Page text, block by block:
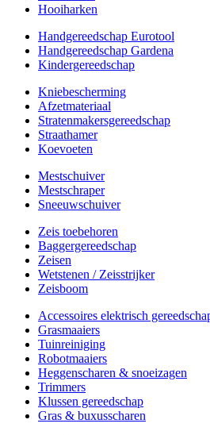
Hooiharken
Handgereedschap Eurotool
Handgereedschap Gardena
Kindergereedschap
Kniebescherming
Afzetmateriaal
Stratenmakersgereedschap
Straathamer
Koevoeten
Mestschuiver
Mestschraper
Sneeuwschuiver
Zeis toebehoren
Baggergereedschap
Zeisen
Wetstenen / Zeisstrijker
Zeisboom
Accessoires elektrisch
Grasmaaiers
Tuinreiniging
Robotmaaiers
Heggenscharen & snoeizagen
Trimmers
Klussen gereedschap
Gras & buxusscharen